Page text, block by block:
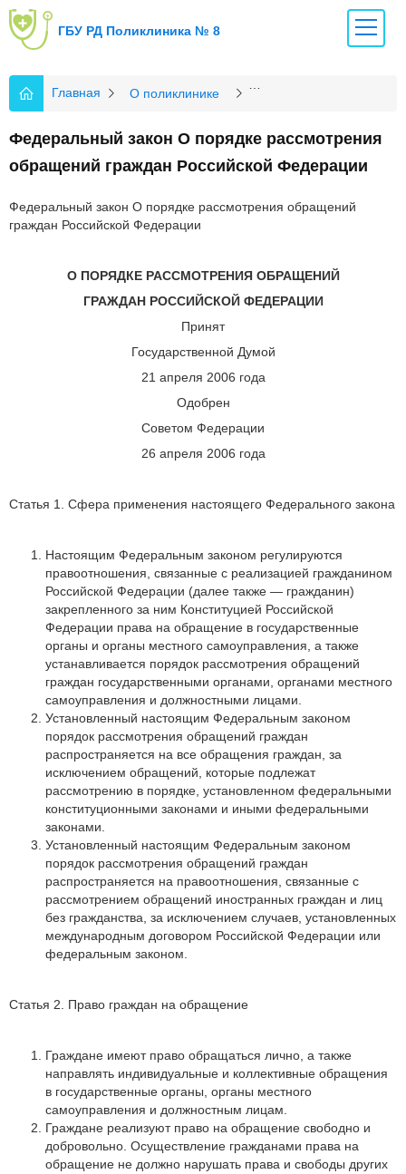
ГБУ РД Поликлиника № 8
Главная О поликлинике Нормативные
Федеральный закон О порядке рассмотрения
обращений граждан Российской Федерации
Федеральный закон О порядке рассмотрения обращений
граждан Российской Федерации
О ПОРЯДКЕ РАССМОТРЕНИЯ ОБРАЩЕНИЙ
ГРАЖДАН РОССИЙСКОЙ ФЕДЕРАЦИИ
Принят
Государственной Думой
21 апреля 2006 года
Одобрен
Советом Федерации
26 апреля 2006 года
Статья 1. Сфера применения настоящего Федерального закона
Настоящим Федеральным законом регулируются
правоотношения, связанные с реализацией гражданином
Российской Федерации (далее также — гражданин)
закрепленного за ним Конституцией Российской
Федерации права на обращение в государственные
органы и органы местного самоуправления, а также
устанавливается порядок рассмотрения обращений
граждан государственными органами, органами местного
самоуправления и должностными лицами.
Установленный настоящим Федеральным законом
порядок рассмотрения обращений граждан
распространяется на все обращения граждан, за
исключением обращений, которые подлежат
рассмотрению в порядке, установленном федеральными
конституционными законами и иными федеральными
законами.
Установленный настоящим Федеральным законом
порядок рассмотрения обращений граждан
распространяется на правоотношения, связанные с
рассмотрением обращений иностранных граждан и лиц
без гражданства, за исключением случаев, установленных
международным договором Российской Федерации или
федеральным законом.
Статья 2. Право граждан на обращение
Граждане имеют право обращаться лично, а также
направлять индивидуальные и коллективные обращения
в государственные органы, органы местного
самоуправления и должностным лицам.
Граждане реализуют право на обращение свободно и
добровольно. Осуществление гражданами права на
обращение не должно нарушать права и свободы других